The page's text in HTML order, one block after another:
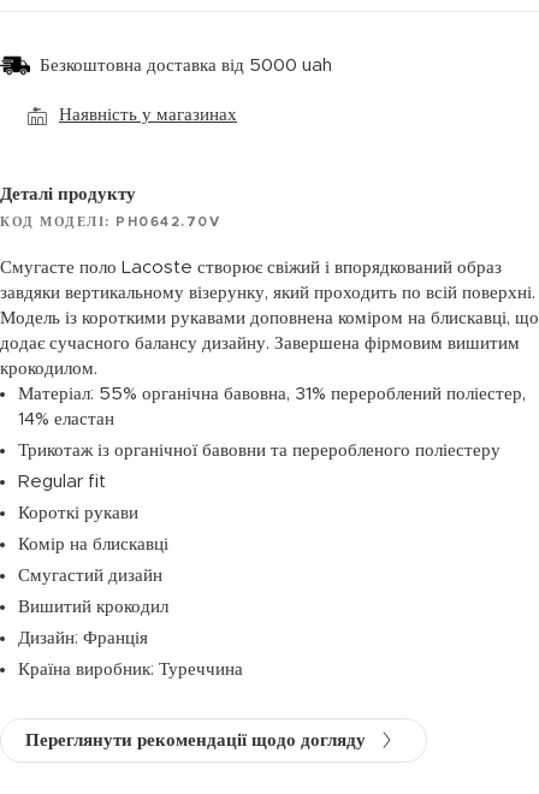
Безкоштовна доставка від 5000 uah
Наявність у магазинах
Деталі продукту
КОД МОДЕЛІ: PH0642.70V
Смугасте поло Lacoste створює свіжий і впорядкований образ
завдяки вертикальному візерунку, який проходить по всій поверхні.
Модель із короткими рукавами доповнена коміром на блискавці, що
додає сучасного балансу дизайну. Завершена фірмовим вишитим
крокодилом.
Матеріал: 55% органічна бавовна, 31% перероблений поліестер,
14% еластан
Трикотаж із органічної бавовни та переробленого поліестеру
Regular fit
Короткі рукави
Комір на блискавці
Смугастий дизайн
Вишитий крокодил
Дизайн: Франція
Країна виробник: Туреччина
Переглянути рекомендації щодо догляду